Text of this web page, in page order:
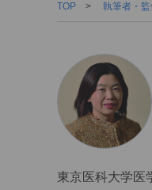
TOP 執筆者・
東京医科大学医